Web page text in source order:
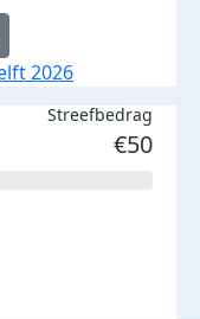
2026
Streefbedrag
€50